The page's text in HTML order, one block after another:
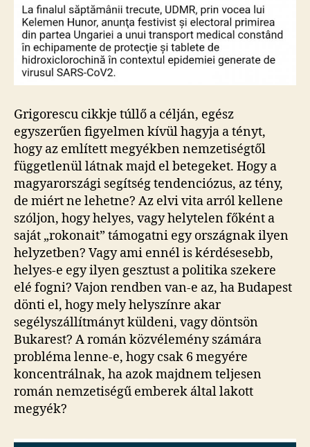
Grigorescu cikkje túllő a célján, egész
egyszerűen figyelmen kívül hagyja a tényt,
hogy az említett megyékben nemzetiségtől
függetlenül látnak majd el betegeket. Hogy a
magyarországi segítség tendenciózus, az tény,
de miért ne lehetne? Az elvi vita arról kellene
szóljon, hogy helyes, vagy helytelen főként a
saját „rokonait” támogatni egy országnak ilyen
helyzetben? Vagy ami ennél is kérdésesebb,
helyes-e egy ilyen gesztust a politika szekere
elé fogni? Vajon rendben van-e az, ha Budapest
dönti el, hogy mely helyszínre akar
segélyszállítmányt küldeni, vagy döntsön
Bukarest? A román közvélemény számára
probléma lenne-e, hogy csak 6 megyére
koncentrálnak, ha azok majdnem teljesen
román nemzetiségű emberek által lakott
megyék?